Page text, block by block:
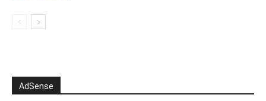
AdSense